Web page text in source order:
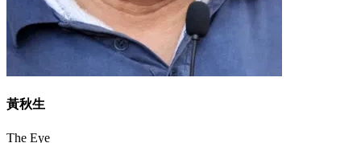
黃秋生
The Eye